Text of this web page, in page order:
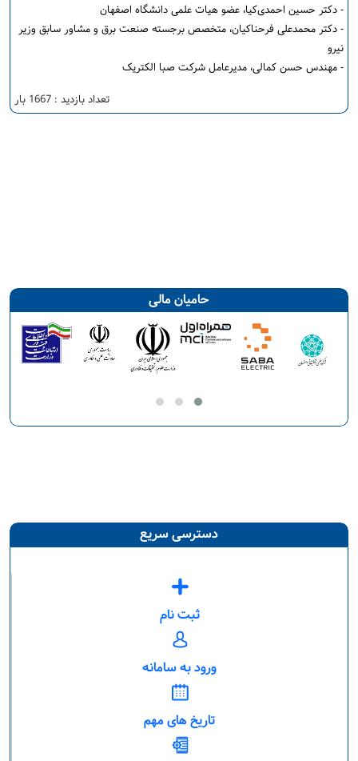
- دکتر حسین احمدی‌کیا، عضو هیات علمی دانشگاه اصفهان
- دکتر محمدعلی فرحناکیان، متخصص برجسته صنعت برق و مشاور سابق وزیر
نیرو
- مهندس حسن کمالی، مدیرعامل شرکت صبا الکتریک
تعداد بازدید : 1667 بار
حامیان مالی
دسترسی سریع
ثبت نام
ورود به سامانه
تاریخ های مهم